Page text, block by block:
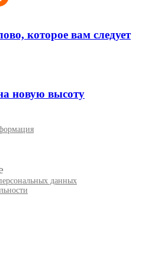
которое вам следует
новую высоту
данных